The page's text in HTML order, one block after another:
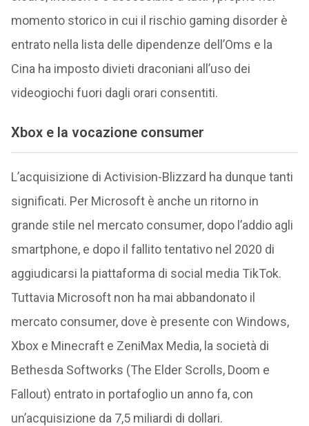
momento storico in cui il rischio gaming disorder è
entrato nella lista delle dipendenze dell’Oms e la
Cina ha imposto divieti draconiani all’uso dei
videogiochi fuori dagli orari consentiti.
Xbox e la vocazione consumer
L’acquisizione di Activision-Blizzard ha dunque tanti
significati. Per Microsoft è anche un ritorno in
grande stile nel mercato consumer, dopo l’addio agli
smartphone, e dopo il fallito tentativo nel 2020 di
aggiudicarsi la piattaforma di social media TikTok.
Tuttavia Microsoft non ha mai abbandonato il
mercato consumer, dove è presente con Windows,
Xbox e Minecraft e ZeniMax Media, la società di
Bethesda Softworks (The Elder Scrolls, Doom e
Fallout) entrato in portafoglio un anno fa, con
un’acquisizione da 7,5 miliardi di dollari.